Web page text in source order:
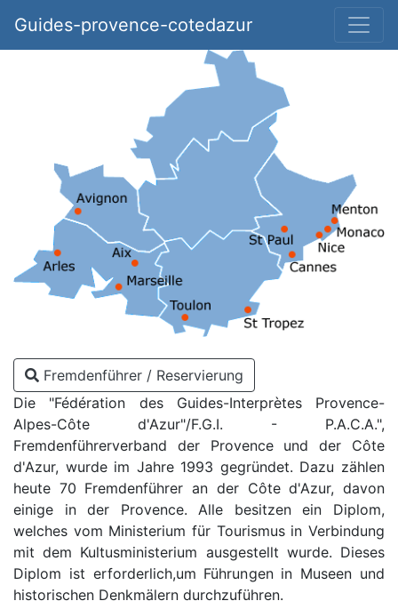
Guides-provence-cotedazur
Fremdenführer / Reservierung
Die "Fédération des Guides-Interprètes Provence-
Alpes-Côte d'Azur"/F.G.I. - P.A.C.A.",
Fremdenführerverband der Provence und der Côte
d'Azur, wurde im Jahre 1993 gegründet. Dazu zählen
heute 70 Fremdenführer an der Côte d'Azur, davon
einige in der Provence. Alle besitzen ein Diplom,
welches vom Ministerium für Tourismus in Verbindung
mit dem Kultusministerium ausgestellt wurde. Dieses
Diplom ist erforderlich,um Führungen in Museen und
historischen Denkmälern durchzuführen.